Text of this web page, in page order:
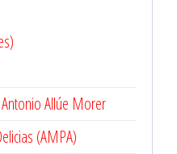
Antonio Allúe Morer
(AMPA)